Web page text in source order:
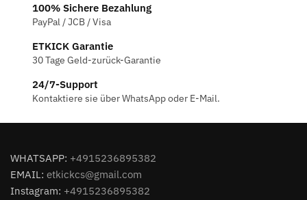
100% Sichere Bezahlung
PayPal / JCB / Visa
ETKICK Garantie
30 Tage Geld-zurück-Garantie
24/7-Support
Kontaktiere sie über WhatsApp oder E-Mail.
WHATSAPP: +4915236895382
EMAIL: etkickcs@gmail.com
Instagram: +4915236895382